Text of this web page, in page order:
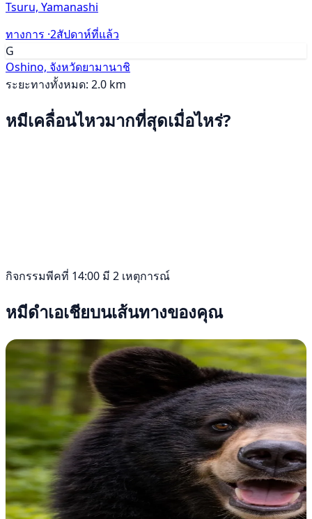
Tsuru, Yamanashi
ทางการ ·2สัปดาห์ที่แล้ว
G
Oshino, จังหวัดยามานาชิ
ระยะทางทั้งหมด: 2.0 km
หมีเคลื่อนไหวมากที่สุดเมื่อไหร่?
กิจกรรมพีคที่ 14:00 มี 2 เหตุการณ์
หมีดำเอเชียบนเส้นทางของคุณ